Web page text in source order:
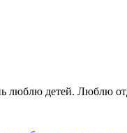
люблю детей. Люблю